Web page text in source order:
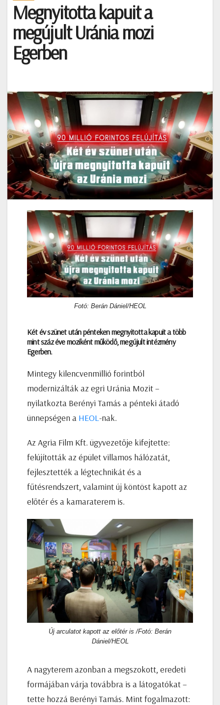
Megnyitotta kapuit a
megújult Uránia mozi
Egerben
Fotó: Berán Dániel/HEOL
Két év szünet után pénteken megnyitotta kapuit a több
mint száz éve moziként működő, megújult intézmény
Egerben.
Mintegy kilencvenmillió forintból
modernizálták az egri Uránia Mozit –
nyilatkozta Berényi Tamás a pénteki átadó
ünnepségen a HEOL -nak.
Az Agria Film Kft. ügyvezetője kifejtette:
felújították az épület villamos hálózatát,
fejlesztették a légtechnikát és a
fűtésrendszert, valamint új köntöst kapott az
előtér és a kamaraterem is.
Új arculatot kapott az előtér is /Fotó: Berán
Dániel/HEOL
A nagyterem azonban a megszokott, eredeti
formájában várja továbbra is a látogatókat –
tette hozzá Berényi Tamás. Mint fogalmazott: